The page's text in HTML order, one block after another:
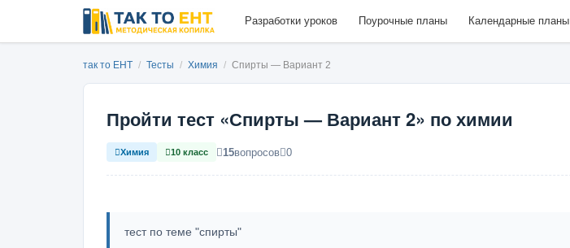
Разработки уроков Поурочные планы Календарные планы
так то ЕНТ / Тесты / Химия / Спирты — Вариант 2
Пройти тест «Спирты — Вариант 2» по химии
Химия 10 класс 15вопросов 0
тест по теме "спирты"